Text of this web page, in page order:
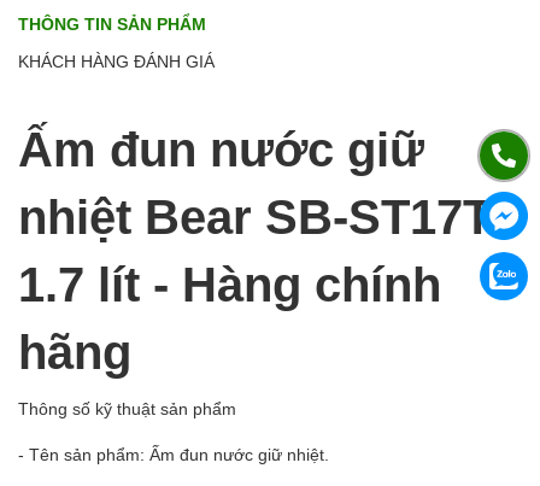
THÔNG TIN SẢN PHẨM
KHÁCH HÀNG ĐÁNH GIÁ
Ấm đun nước giữ
nhiệt Bear SB-ST17T
1.7 lít - Hàng chính
hãng
Thông số kỹ thuật sản phẩm ️
- Tên sản phẩm: Ấm đun nước giữ nhiệt.